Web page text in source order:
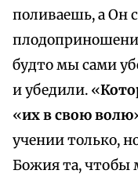
поливаешь, а Он
будто мы сами
и убедили. «
«их в свою волю
учении только,
Божия та, чтобы